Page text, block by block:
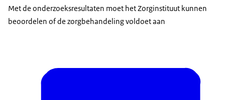
Met de onderzoeksresultaten moet het Zorginstituut kunnen
beoordelen of de zorgbehandeling voldoet aan